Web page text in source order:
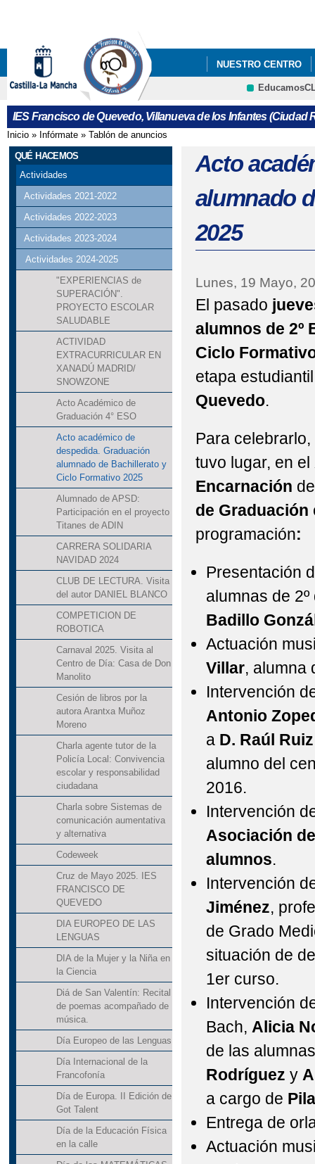
NUESTRO CENTRO
ERASMUS+
REUNIONES CON
Cultura
IES Francisco de Quevedo, Villanueva de los Infantes (Ciudad
Se encuentra usted aquí
Inicio » Infórmate » Tablón de anuncios
QUÉ HACEMOS
Actividades
Actividades 2021-2022
Actividades 2022-2023
Actividades 2023-2024
Actividades 2024-2025
"EXPERIENCIAS de
SUPERACIÓN".
PROYECTO ESCOLAR
SALUDABLE
ACTIVIDAD
EXTRACURRICULAR EN
XANADÚ MADRID/
SNOWZONE
Acto Académico de
Graduación 4° ESO
Acto académico de
despedida. Graduación
alumnado de Bachillerato y
Ciclo Formativo 2025
Alumnado de APSD:
Participación en el proyecto
Titanes de ADIN
CARRERA SOLIDARIA
NAVIDAD 2024
CLUB DE LECTURA. Visita
del autor DANIEL BLANCO
COMPETICION DE
ROBOTICA
Carnaval 2025. Visita al
Centro de Día: Casa de Don
Manolito
Cesión de libros por la
autora Arantxa Muñoz
Moreno
Charla agente tutor de la
Policía Local: Convivencia
escolar y responsabilidad
ciudadana
Charla sobre Sistemas de
comunicación aumentativa
y alternativa
Codeweek
Cruz de Mayo 2025. IES
FRANCISCO DE
QUEVEDO
DIA EUROPEO DE LAS
LENGUAS
DIA de la Mujer y la Niña en
la Ciencia
Diá de San Valentín: Recital
de poemas acompañado de
música.
Día Europeo de las Lenguas
Día Internacional de la
Francofonía
Día de Europa. II Edición de
Got Talent
Día de la Educación Física
en la calle
Acto
alumnado
2025
Lunes, 19 Mayo,
El pasado
alumnos de 2º
Ciclo
etapa
Quevedo.
Para
tuvo lugar, en el
Encarnación
de Graduación
programación:
Presentación
alumnas de
Badillo
Actuación
Villar, alumna
Intervención
Antonio
a D. Raúl
alumno del
2016.
Intervención
Asociación
alumnos.
Intervención
Jiménez,
de Grado
situación de
1er curso.
Intervención
Bach, Alicia
de las
Rodríguez y
a cargo de
Entrega de
Actuación